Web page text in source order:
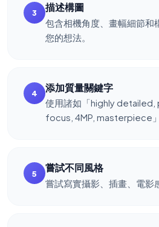
3 描述構圖
包含相機角度、畫幅細節和
您的想法。
4 添加質量關鍵字
使用諸如「highly
focus, 4MP, masterpiece」
5 嘗試不同風格
嘗試寫實攝影、插畫、電影